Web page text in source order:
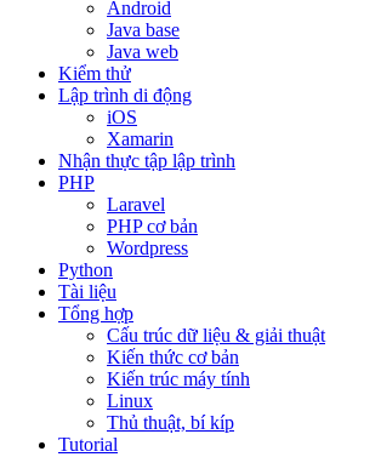
Android
Java base
Java web
Kiểm thử
Lập trình di động
iOS
Xamarin
Nhận thực tập lập trình
PHP
Laravel
PHP cơ bản
Wordpress
Python
Tài liệu
Tổng hợp
Cấu trúc dữ liệu & giải thuật
Kiến thức cơ bản
Kiến trúc máy tính
Linux
Thủ thuật, bí kíp
Tutorial